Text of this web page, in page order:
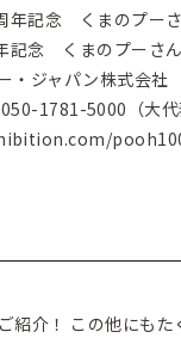
記念 くまのプーさ
念 くまのプーさん
・ジャパン株式会社
1781-5000（大代
介！ この他にもた